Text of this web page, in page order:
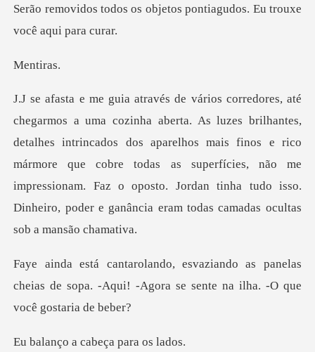
Serão removidos todos os objetos
tir
talhes intrincados dos aparelhos mais finos e rico
mármore que cobre todas as superfícies, não me
impressionam. F
panelas
cheias de sopa. -Aqui! -Agora se s
a cabeça pa